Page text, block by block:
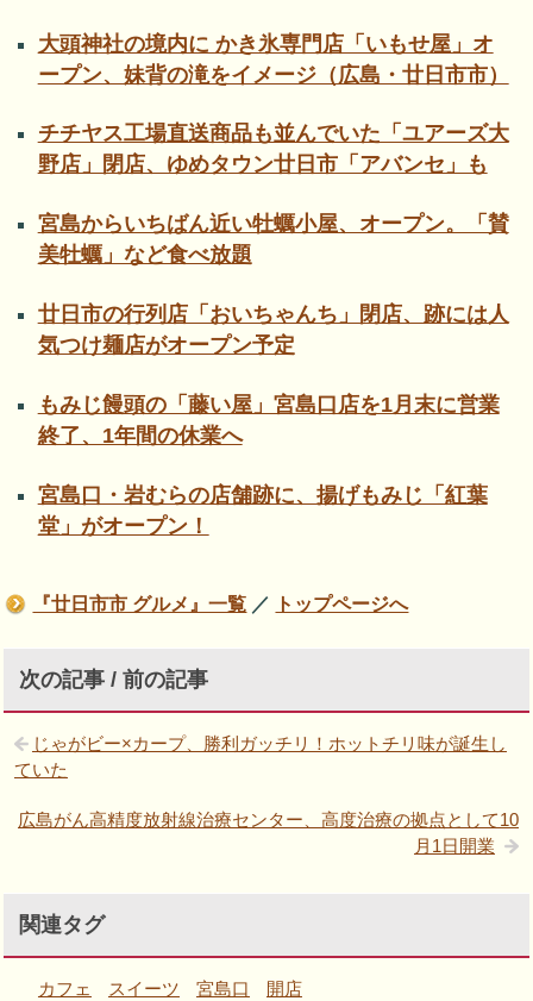
大頭神社の境内に かき氷専門店「いもせ屋」オ
ープン、妹背の滝をイメージ（広島・廿日市市）
チチヤス工場直送商品も並んでいた「ユアーズ大
野店」閉店、ゆめタウン廿日市「アバンセ」も
宮島からいちばん近い牡蠣小屋、オープン。「賛
美牡蠣」など食べ放題
廿日市の行列店「おいちゃんち」閉店、跡には人
気つけ麺店がオープン予定
もみじ饅頭の「藤い屋」宮島口店を1月末に営業
終了、1年間の休業へ
宮島口・岩むらの店舗跡に、揚げもみじ「紅葉
堂」がオープン！
『廿日市市 グルメ』一覧 ／ トップページへ
次の記事 / 前の記事
じゃがビー×カープ、勝利ガッチリ！ホットチリ味が誕生し
ていた
広島がん高精度放射線治療センター、高度治療の拠点として10
月1日開業
関連タグ
カフェ スイーツ 宮島口 開店